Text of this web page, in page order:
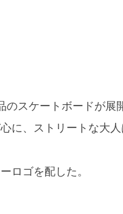
スケートボードが展
に、ストリートな大人
ロゴを配した。